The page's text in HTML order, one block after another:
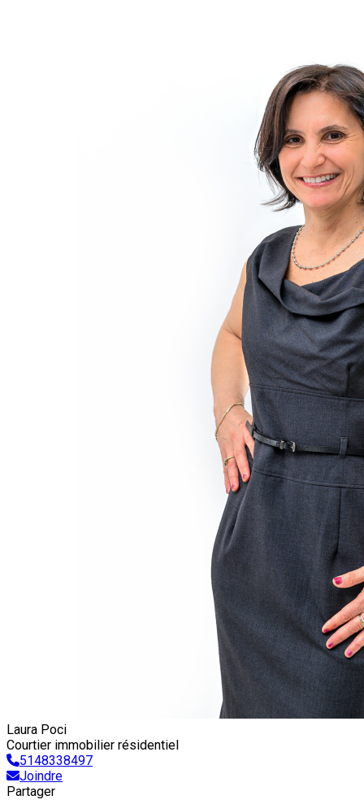
Laura Poci
Courtier immobilier résidentiel
5148338497
Joindre
Partager